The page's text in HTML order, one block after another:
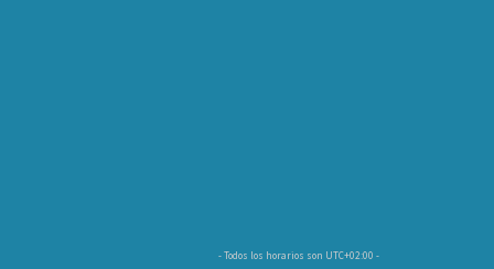
- Todos los horarios son UTC+02:00 -